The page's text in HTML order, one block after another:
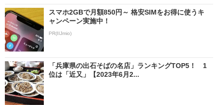
スマホ2GBで月額850円～ 格安SIMをお得に使うキ
ャンペーン実施中！
PR(IIJmio)
「兵庫県の出石そばの名店」ランキングTOP5！ 1
位は「近又」【2023年6月2...